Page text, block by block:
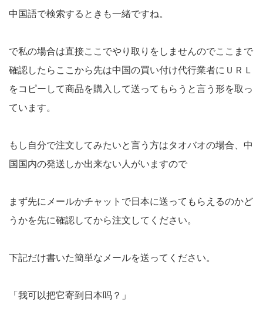
中国語で検索するときも一緒ですね。
で私の場合は直接ここでやり取りをしませんのでここまで
確認したらここから先は中国の買い付け代行業者にＵＲＬ
をコピーして商品を購入して送ってもらうと言う形を取っ
ています。
もし自分で注文してみたいと言う方はタオバオの場合、中
国国内の発送しか出来ない人がいますので
まず先にメールかチャットで日本に送ってもらえるのかど
うかを先に確認してから注文してください。
下記だけ書いた簡単なメールを送ってください。
「我可以把它寄到日本吗？」